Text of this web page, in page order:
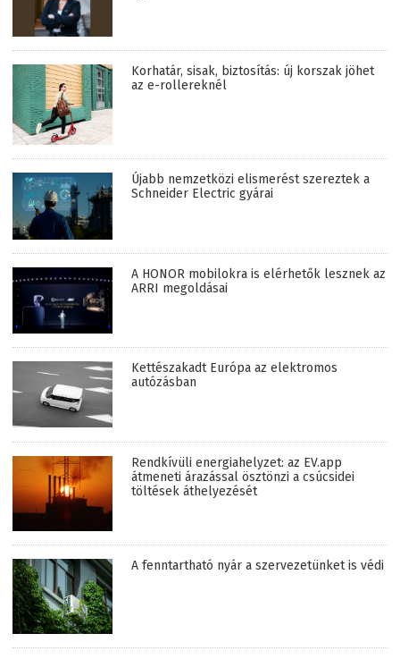
Korhatár, sisak, biztosítás: új korszak jöhet
az e-rollereknél
Újabb nemzetközi elismerést szereztek a
Schneider Electric gyárai
A HONOR mobilokra is elérhetők lesznek az
ARRI megoldásai
Kettészakadt Európa az elektromos
autózásban
Rendkívüli energiahelyzet: az EV.app
átmeneti árazással ösztönzi a csúcsidei
töltések áthelyezését
A fenntartható nyár a szervezetünket is védi